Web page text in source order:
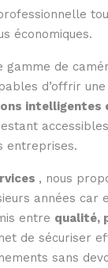
économiques.
gamme de
d’offrir une
intelligentes
accessibles
entreprises.
, nous
années car
entre qualité,
de sécuriser
sans